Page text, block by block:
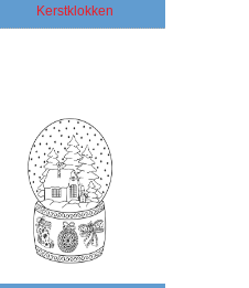
Kerstklokken